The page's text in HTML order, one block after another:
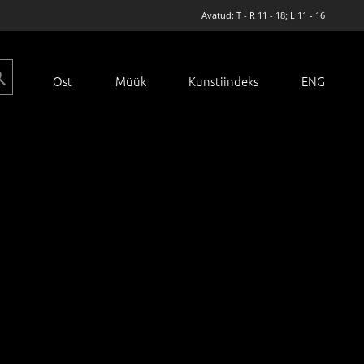
Avatud: T - R 11 - 18; L 11 - 16
Ost Müük Kunstiindeks ENG